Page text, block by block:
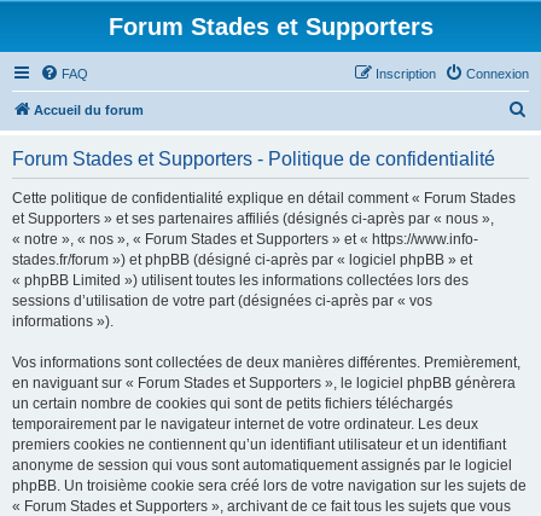
Forum Stades et Supporters
FAQ Connexion
Inscription
Accueil du forum
Forum Stades et Supporters - Politique de confidentialité
Cette politique de confidentialité explique en détail comment « Forum Stades
et Supporters » et ses partenaires affiliés (désignés ci-après par « nous »,
« notre », « nos », « Forum Stades et Supporters » et « https://www.info-
stades.fr/forum ») et phpBB (désigné ci-après par « logiciel phpBB » et
« phpBB Limited ») utilisent toutes les informations collectées lors des
sessions d’utilisation de votre part (désignées ci-après par « vos
informations »).
Vos informations sont collectées de deux manières différentes. Premièrement,
en naviguant sur « Forum Stades et Supporters », le logiciel phpBB génèrera
un certain nombre de cookies qui sont de petits fichiers téléchargés
temporairement par le navigateur internet de votre ordinateur. Les deux
premiers cookies ne contiennent qu’un identifiant utilisateur et un identifiant
anonyme de session qui vous sont automatiquement assignés par le logiciel
phpBB. Un troisième cookie sera créé lors de votre navigation sur les sujets de
« Forum Stades et Supporters », archivant de ce fait tous les sujets que vous